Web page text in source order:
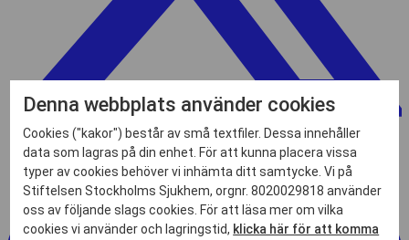
Denna webbplats använder cookies
Cookies ("kakor") består av små textfiler. Dessa innehåller
data som lagras på din enhet. För att kunna placera vissa
typer av cookies behöver vi inhämta ditt samtycke. Vi på
Stiftelsen Stockholms Sjukhem, orgnr. 8020029818 använder
oss av följande slags cookies. För att läsa mer om vilka
cookies vi använder och lagringstid, klicka här för att komma